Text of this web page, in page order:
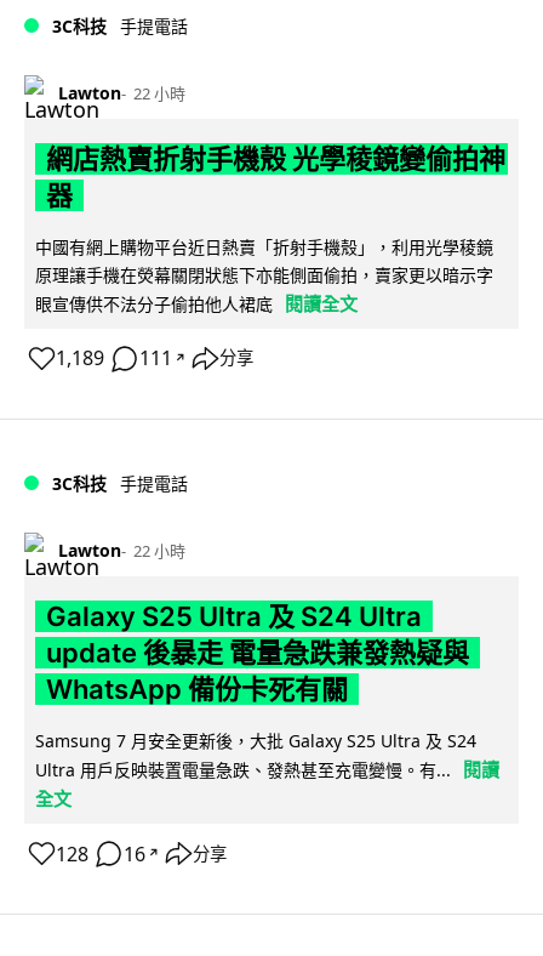
3C科技 手提電話
Lawton 22 小時
網店熱賣折射手機殼 光學稜鏡變偷拍神
器
中國有網上購物平台近日熱賣「折射手機殼」，利用光學稜鏡
原理讓手機在熒幕關閉狀態下亦能側面偷拍，賣家更以暗示字
眼宣傳供不法分子偷拍他人裙底
閱讀全文
1,189 111 ↗ 分享
3C科技 手提電話
Lawton 22 小時
Galaxy S25 Ultra 及 S24 Ultra
update 後暴走 電量急跌兼發熱疑與
WhatsApp 備份卡死有關
Samsung 7 月安全更新後，大批 Galaxy S25 Ultra 及 S24
Ultra 用戶反映裝置電量急跌、發熱甚至充電變慢。有...
閱讀
全文
128 16 ↗ 分享